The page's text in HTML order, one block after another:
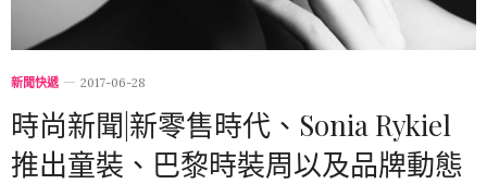
新聞快遞 2017-06-28
時尚新聞|新零售時代、Sonia Rykiel
推出童裝、巴黎時裝周以及品牌動態